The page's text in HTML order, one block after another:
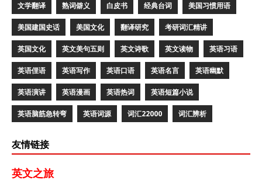
文学翻译 熟词僻义 白皮书 经典台词 美国习惯用语
美国建国史话 美国文化 翻译研究 考研词汇精讲
英国文化 英文美句五则 英文诗歌 英文读物 英语习语
英语俚语 英语写作 英语口语 英语名言 英语幽默
英语演讲 英语漫画 英语热词 英语短篇小说
英语脑筋急转弯 英语词源 词汇22000 词汇辨析
友情链接
英文之旅